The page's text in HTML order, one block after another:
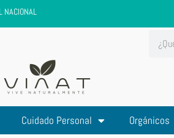
NACIONAL
Cuidado Personal Orgánicos